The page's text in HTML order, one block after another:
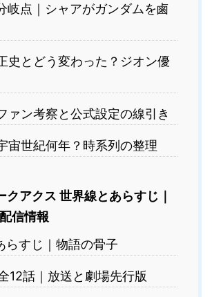
岐点｜シャアがガンダムを鹵
史とどう変わった？ジオン優
ァン考察と公式設定の線引き
宙世紀何年？時系列の整理
クアクス 世界線とあらすじ｜
信情報
らすじ｜物語の骨子
12話｜放送と劇場先行版